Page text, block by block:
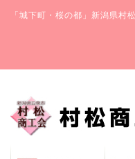
「城下町・桜の都」新潟県村